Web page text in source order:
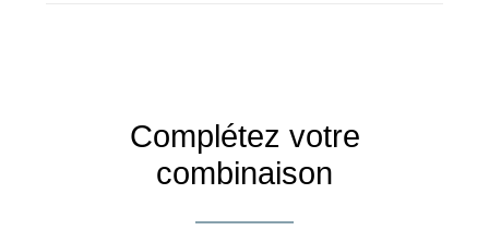
Complétez votre
combinaison